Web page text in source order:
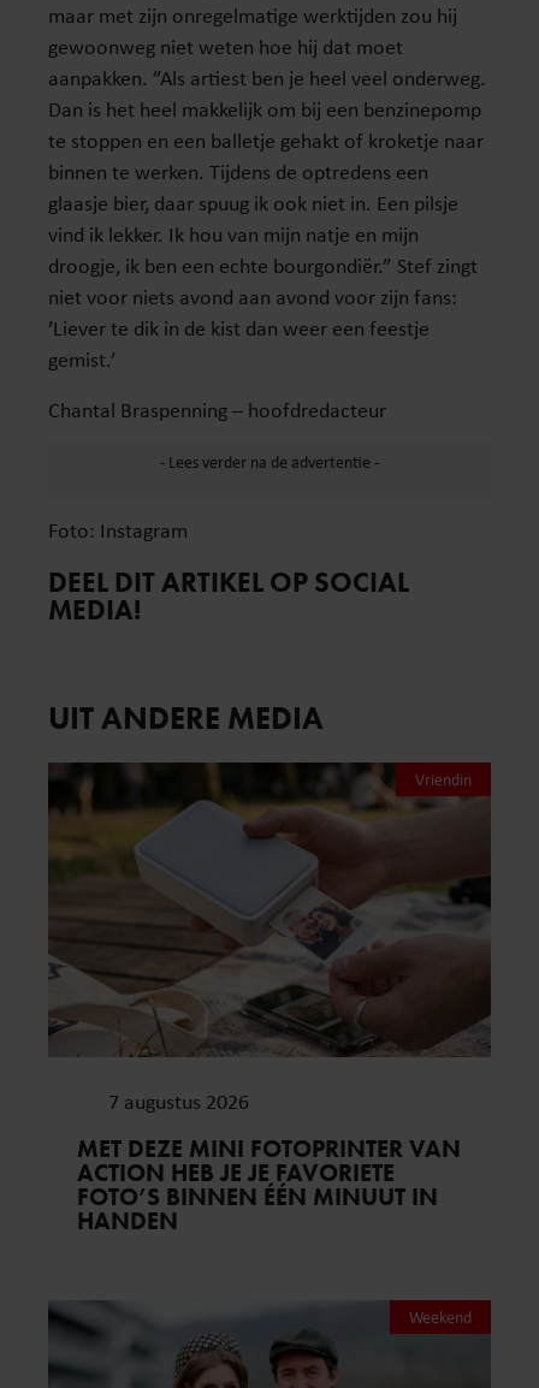
maar met zijn onregelmatige werktijden zou hij
gewoonweg niet weten hoe hij dat moet
aanpakken. ”Als artiest ben je heel veel onderweg.
Dan is het heel makkelijk om bij een benzinepomp
te stoppen en een balletje gehakt of kroketje naar
binnen te werken. Tijdens de optredens een
glaasje bier, daar spuug ik ook niet in. Een pilsje
vind ik lekker. Ik hou van mijn natje en mijn
droogje, ik ben een echte bourgondiër.” Stef zingt
niet voor niets avond aan avond voor zijn fans:
’Liever te dik in de kist dan weer een feestje
gemist.’
Chantal Braspenning – hoofdredacteur
Foto: Instagram
DEEL DIT ARTIKEL OP SOCIAL
MEDIA!
UIT ANDERE MEDIA
Vriendin
7 augustus 2026
MET DEZE MINI FOTOPRINTER VAN
ACTION HEB JE JE FAVORIETE
FOTO’S BINNEN ÉÉN MINUUT IN
HANDEN
Weekend